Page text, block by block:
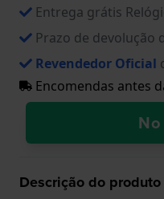
Entrega grátis
Prazo de devolução
Revendedor Oficial
Encomendas antes
Descrição do produto